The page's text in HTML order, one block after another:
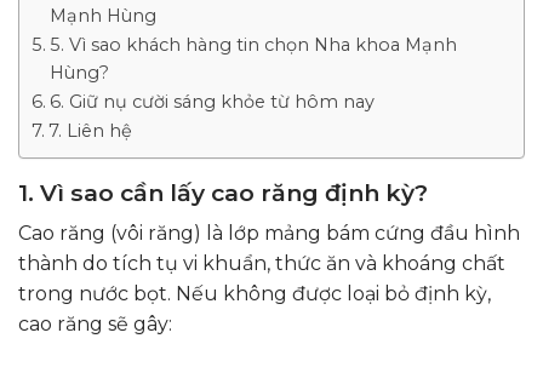
Mạnh Hùng
5. Vì sao khách hàng tin chọn Nha khoa Mạnh
Hùng?
6. Giữ nụ cười sáng khỏe từ hôm nay
7. Liên hệ
1. Vì sao cần lấy cao răng định kỳ?
Cao răng (vôi răng) là lớp mảng bám cứng đầu hình
thành do tích tụ vi khuẩn, thức ăn và khoáng chất
trong nước bọt. Nếu không được loại bỏ định kỳ,
cao răng sẽ gây: